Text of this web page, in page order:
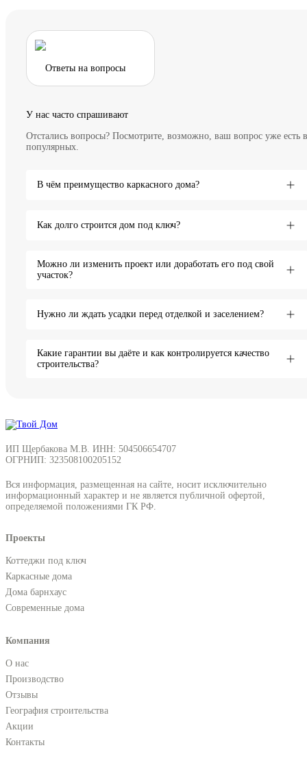
Ответы на вопросы
У нас часто спрашивают
Отстались вопросы? Посмотрите, возможно, ваш вопрос уже есть в
популярных.
В чём преимущество каркасного дома?
Как долго строится дом под ключ?
Можно ли изменить проект или доработать его под свой
участок?
Нужно ли ждать усадки перед отделкой и заселением?
Какие гарантии вы даёте и как контролируется качество
строительства?
ИП Щербакова М.В. ИНН: 504506654707
ОГРНИП: 323508100205152
Вся информация, размещенная на сайте, носит исключительно
информационный характер и не является публичной офертой,
определяемой положениями ГК РФ.
Проекты
Коттеджи под ключ
Каркасные дома
Дома барнхаус
Современные дома
Компания
О нас
Производство
Отзывы
География строительства
Акции
Контакты